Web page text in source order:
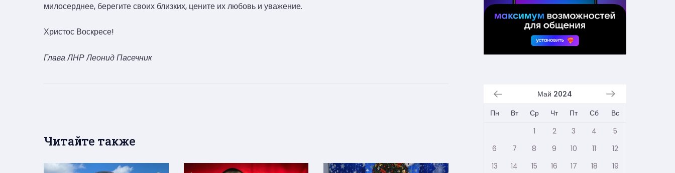
милосерднее, берегите своих близких, цените их любовь и уважение.
Христос Воскресе!
Глава ЛНР Леонид Пасечник
Читайте также
Май 2024
Пн
Вт Ср Чт Пт Сб
Вс
1
2 3 4
5
6
7 8 9 10 11
12
13
14 15 16 17 18
19